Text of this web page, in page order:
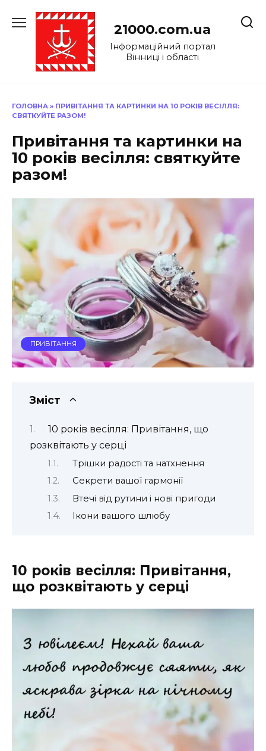
до
21000.com.ua
Інформаційний портал
Вінниці і області
ГОЛОВНА » ПРИВІТАННЯ ТА КАРТИНКИ НА 10 РОКІВ ВЕСІЛЛЯ:
СВЯТКУЙТЕ РАЗОМ!
Привітання та картинки на
10 років весілля: святкуйте
разом!
ПРИВІТАННЯ
Зміст
10 років весілля: Привітання, що
розквітають у серці
Трішки радості та натхнення
Секрети вашої гармонії
Втечі від рутини і нові пригоди
Ікони вашого шлюбу
10 років весілля: Привітання,
що розквітають у серці